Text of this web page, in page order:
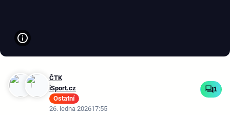
ČTK
iSport.cz
Ostatní
26. ledna 202617:55
1